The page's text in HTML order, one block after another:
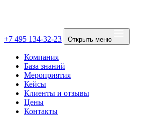
+7 495 134-32-23 Открыть меню
Компания
База знаний
Мероприятия
Кейсы
Клиенты и отзывы
Цены
Контакты